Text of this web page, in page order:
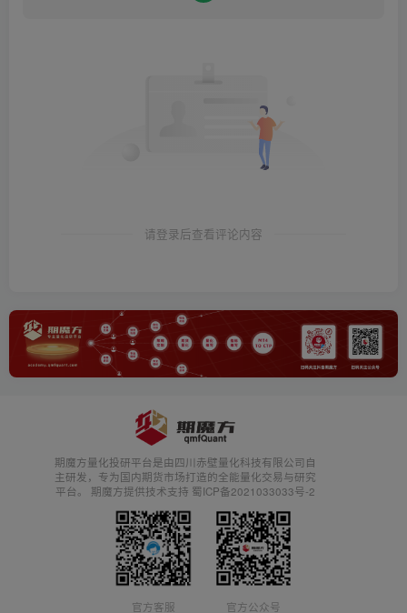
请登录后查看评论内容
期魔方量化投研平台是由四川赤壁量化科技有限公司自
主研发，专为国内期货市场打造的全能量化交易与研究
平台。 期魔方提供技术支持 蜀ICP备2021033033号-2
官方客服 官方公众号